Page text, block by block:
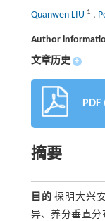
Quanwen LIU 1 ,
Author
文章历史 +
摘要
目的 探明大兴
异、养分垂直